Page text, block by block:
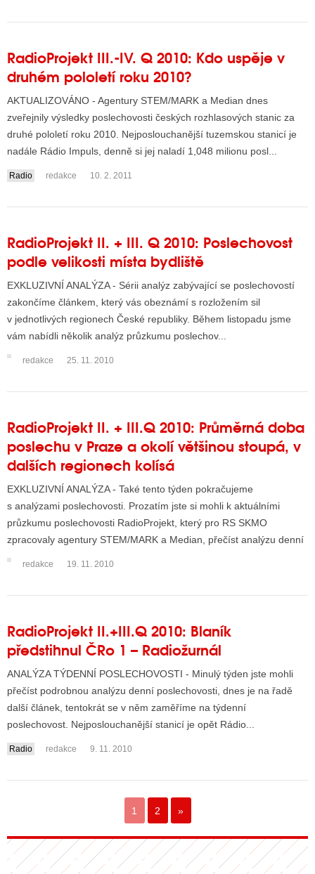
RadioProjekt III.-IV. Q 2010: Kdo uspěje v
druhém pololetí roku 2010?
AKTUALIZOVÁNO - Agentury STEM/MARK a Median dnes
zveřejnily výsledky poslechovosti českých rozhlasových stanic za
druhé pololetí roku 2010. Nejposlouchanější tuzemskou stanicí je
nadále Rádio Impuls, denně si jej naladí 1,048 milionu posl...
Radio redakce 10. 2. 2011
RadioProjekt II. + III. Q 2010: Poslechovost
podle velikosti místa bydliště
EXKLUZIVNÍ ANALÝZA - Sérii analýz zabývající se poslechovostí
zakončíme článkem, který vás obeznámí s rozložením sil
v jednotlivých regionech České republiky. Během listopadu jsme
vám nabídli několik analýz průzkumu poslechov...
redakce 25. 11. 2010
RadioProjekt II. + III.Q 2010: Průměrná doba
poslechu v Praze a okolí většinou stoupá, v
dalších regionech kolísá
EXKLUZIVNÍ ANALÝZA - Také tento týden pokračujeme
s analýzami poslechovosti. Prozatím jste si mohli k aktuálními
průzkumu poslechovosti RadioProjekt, který pro RS SKMO
zpracovaly agentury STEM/MARK a Median, přečíst analýzu denní
a týde...
redakce 19. 11. 2010
RadioProjekt II.+III.Q 2010: Blaník
předstihnul ČRo 1 – Radiožurnál
ANALÝZA TÝDENNÍ POSLECHOVOSTI - Minulý týden jste mohli
přečíst podrobnou analýzu denní poslechovosti, dnes je na řadě
další článek, tentokrát se v něm zaměříme na týdenní
poslechovost. Nejposlouchanější stanicí je opět Rádio...
Radio redakce 9. 11. 2010
1 2 »